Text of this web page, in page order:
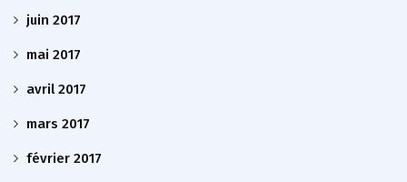
juin 2017
mai 2017
avril 2017
mars 2017
février 2017